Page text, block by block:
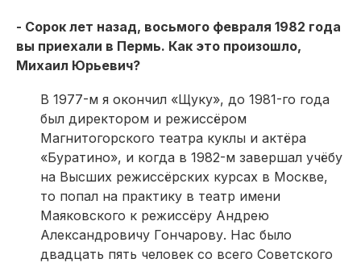
- Сорок лет назад, восьмого февраля 1982 года
вы приехали в Пермь. Как это произошло,
Михаил Юрьевич?
В 1977-м я окончил «Щуку», до 1981-го года
был директором и режиссёром
Магнитогорского театра куклы и актёра
«Буратино», и когда в 1982-м завершал учёбу
на Высших режиссёрских курсах в Москве,
то попал на практику в театр имени
Маяковского к режиссёру Андрею
Александровичу Гончарову. Нас было
двадцать пять человек со всего Советского